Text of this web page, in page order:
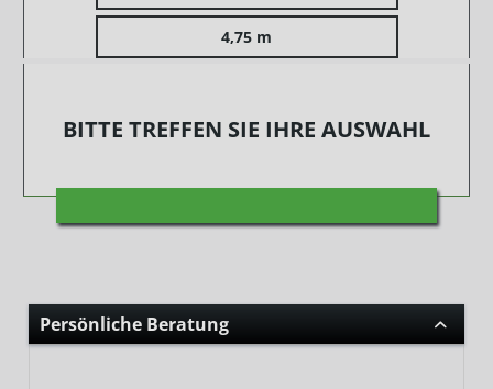
4,75 m
BITTE TREFFEN SIE IHRE AUSWAHL
Persönliche Beratung